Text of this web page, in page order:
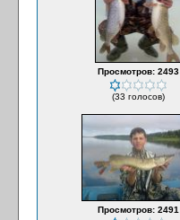
Просмотров: 2493
(33 голосов)
Просмотров: 2491